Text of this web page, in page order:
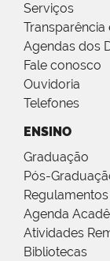
Serviços
Transparência
Agendas dos
Fale conosco
Ouvidoria
Telefones
ENSINO
Graduação
Pós-
Regulamentos
Agenda
Atividades
Bibliotecas